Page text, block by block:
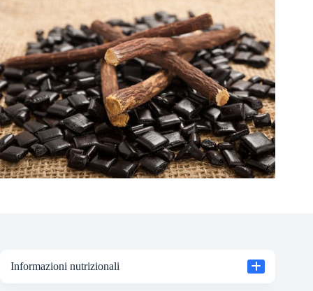
Informazioni nutrizionali